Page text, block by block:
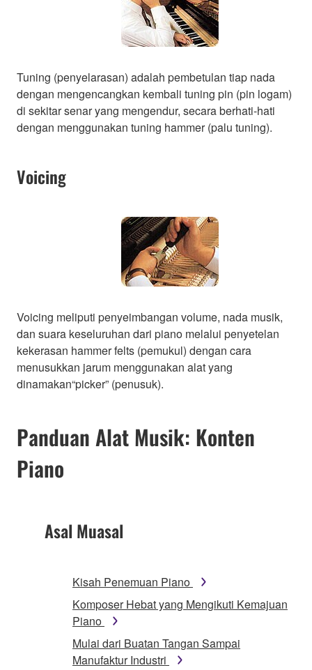
Tuning (penyelarasan) adalah pembetulan tiap nada
dengan mengencangkan kembali tuning pin (pin logam)
di sekitar senar yang mengendur, secara berhati-hati
dengan menggunakan tuning hammer (palu tuning).
Voicing
Voicing meliputi penyeimbangan volume, nada musik,
dan suara keseluruhan dari piano melalui penyetelan
kekerasan hammer felts (pemukul) dengan cara
menusukkan jarum menggunakan alat yang
dinamakan“picker” (penusuk).
Panduan Alat Musik: Konten
Piano
Asal Muasal
Kisah Penemuan Piano
Komposer Hebat yang Mengikuti Kemajuan
Piano
Mulai dari Buatan Tangan Sampai
Manufaktur Industri